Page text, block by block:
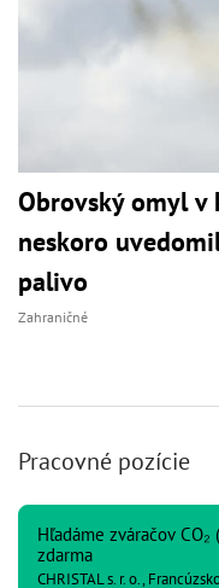
Obrovský omyl
neskoro
palivo
Zahraničné
Pracovné pozície
Hľadáme zváračov
zdarma
CHRISTAL s. r. o.,